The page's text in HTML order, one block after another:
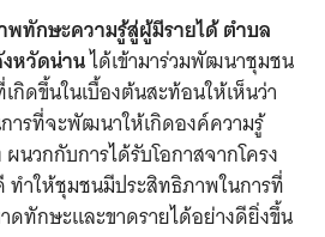
พทักษะความรู้สู่ผู้มีรายได้ ตำบล
งหวัดน่านได้เข้ามาร่วมพัฒนาชุมชน
กิดขึ้นในเบื้องต้นสะท้อนให้เห็นว่า
ารที่จะพัฒนาให้เกิดองค์ความรู้
วกกับการได้รับโอกาสจากโครง
ทำให้ชุมชนมีประสิทธิภาพในการที่
ดทักษะและขาดรายได้อย่างดียิ่งขึ้น